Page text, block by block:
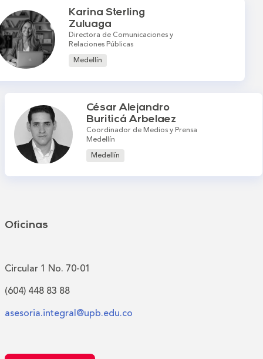
Karina Sterling
Zuluaga
Directora de Comunicaciones y
Relaciones Públicas
Medellín
César Alejandro
Buriticá Arbelaez
Coordinador de Medios y Prensa
Medellín
Medellín
Oficinas
Circular 1 No. 70-01
(604) 448 83 88
asesoria.integral@upb.edu.co